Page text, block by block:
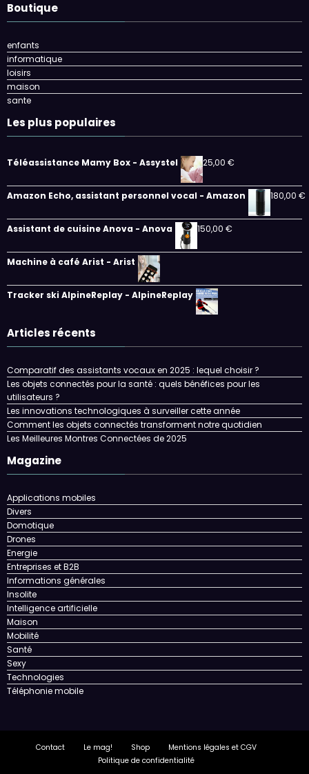
Boutique
enfants
informatique
loisirs
maison
sante
Les plus populaires
Téléassistance Mamy Box - Assystel 25,00 €
Amazon Echo, assistant personnel vocal - Amazon 180,00 €
Assistant de cuisine Anova - Anova 150,00 €
Machine à café Arist - Arist
Tracker ski AlpineReplay - AlpineReplay
Articles récents
Comparatif des assistants vocaux en 2025 : lequel choisir ?
Les objets connectés pour la santé : quels bénéfices pour les
utilisateurs ?
Les innovations technologiques à surveiller cette année
Comment les objets connectés transforment notre quotidien
Les Meilleures Montres Connectées de 2025
Magazine
Applications mobiles
Divers
Domotique
Drones
Energie
Entreprises et B2B
Informations générales
Insolite
Intelligence artificielle
Maison
Mobilité
Santé
Sexy
Technologies
Téléphonie mobile
Contact Le mag! Shop
Mentions légales et CGV
Politique de confidentialité